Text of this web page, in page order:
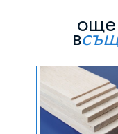
още
в